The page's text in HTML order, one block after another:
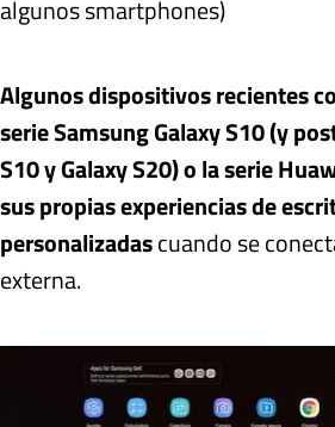
algunos smartphones)
Algunos dispositivos recientes
serie Samsung Galaxy S10 (y
S10 y Galaxy S20) o la serie
sus propias experiencias de
personalizadascuando se
externa.